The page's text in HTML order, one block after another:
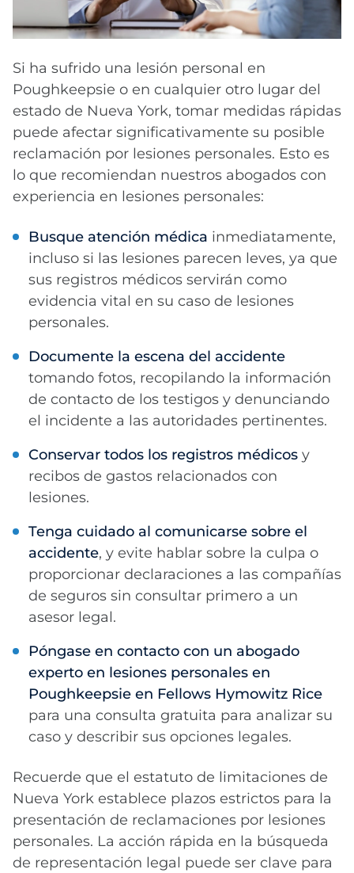
Si ha sufrido una lesión personal en
Poughkeepsie o en cualquier otro lugar del
estado de Nueva York, tomar medidas rápidas
puede afectar significativamente su posible
reclamación por lesiones personales. Esto es
lo que recomiendan nuestros abogados con
experiencia en lesiones personales:
Busque atención médica inmediatamente,
incluso si las lesiones parecen leves, ya que
sus registros médicos servirán como
evidencia vital en su caso de lesiones
personales.
Documente la escena del accidente
tomando fotos, recopilando la información
de contacto de los testigos y denunciando
el incidente a las autoridades pertinentes.
Conservar todos los registros médicos y
recibos de gastos relacionados con
lesiones.
Tenga cuidado al comunicarse sobre el
accidente, y evite hablar sobre la culpa o
proporcionar declaraciones a las compañías
de seguros sin consultar primero a un
asesor legal.
Póngase en contacto con un abogado
experto en lesiones personales en
Poughkeepsie en Fellows Hymowitz Rice
para una consulta gratuita para analizar su
caso y describir sus opciones legales.
Recuerde que el estatuto de limitaciones de
Nueva York establece plazos estrictos para la
presentación de reclamaciones por lesiones
personales. La acción rápida en la búsqueda
de representación legal puede ser clave para